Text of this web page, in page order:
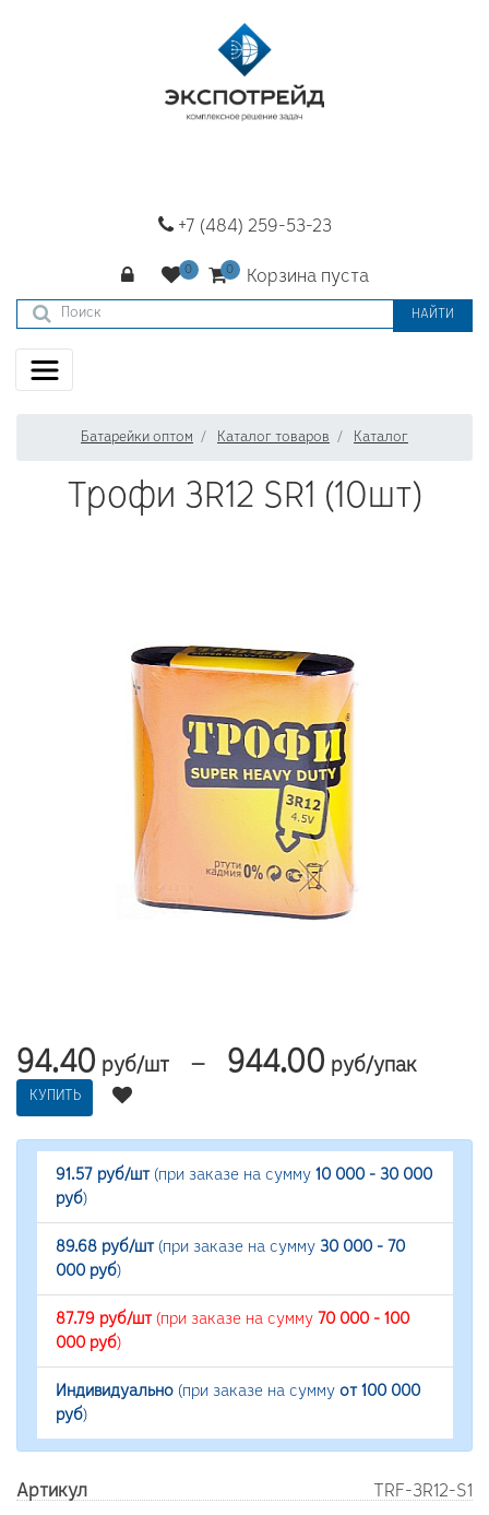
+7 (484) 259-53-23
Корзина пуста
НАЙТИ
Батарейки оптом Каталог товаров Каталог
Трофи 3R12 SR1 (10шт)
94.40 руб/шт — 944.00 руб/упак
КУПИТЬ
91.57 руб/шт(при заказе на сумму 10 000 - 30 000
руб)
89.68 руб/шт(при заказе на сумму 30 000 - 70
000 руб)
87.79 руб/шт(при заказе на сумму 70 000 - 100
000 руб)
Индивидуально (при заказе на сумму от 100 000
руб)
Артикул
TRF-3R12-S1